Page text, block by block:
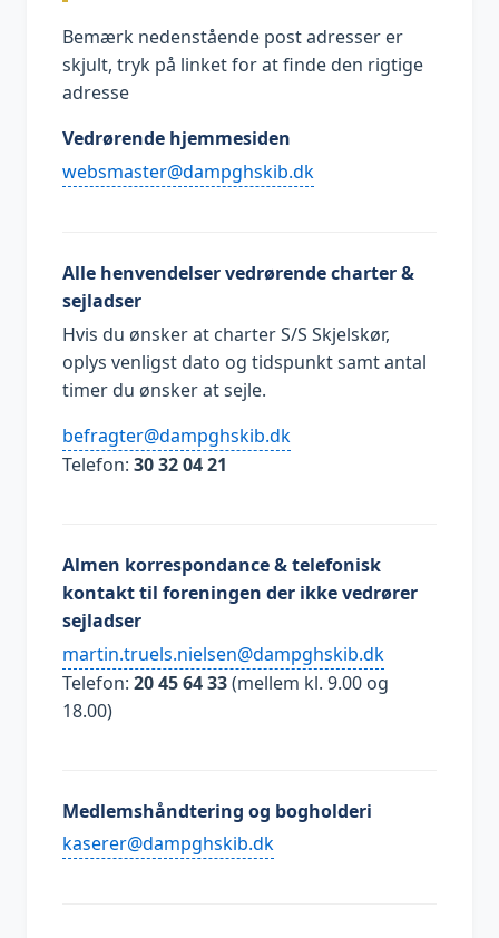
Bemærk nedenstående post adresser er
skjult, tryk på linket for at finde den rigtige
adresse
Vedrørende hjemmesiden
kd.bikshgpmad@retsamsbew
Alle henvendelser vedrørende charter &
sejladser
Hvis du ønsker at charter S/S Skjelskør,
oplys venligst dato og tidspunkt samt antal
timer du ønsker at sejle.
kd.bikshgpmad@retgarfeb
Telefon: 30 32 04 21
Almen korrespondance & telefonisk
kontakt til foreningen der ikke vedrører
sejladser
kd.bikshgpmad@neslein.sleurt.nitram
Telefon: 20 45 64 33(mellem kl. 9.00 og
18.00)
Medlemshåndtering og bogholderi
kd.bikshgpmad@reresak